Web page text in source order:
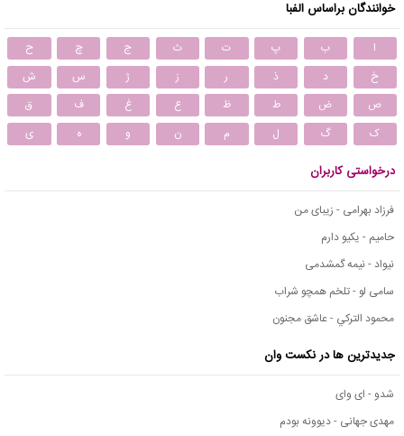
خوانندگان براساس الفبا
ا ب پ ت ث ج چ
ح
خ
د ذ ر ز ژ س
ش
ص
ض ط ظ ع غ ف
ق
ک
گ ل م ن و ه ی
درخواستی کاربران
فرزاد بهرامی - زیبای من
حامیم - یکیو دارم
نیواد - نیمه گمشدمی
سامی لو - تلخم همچو شراب
محمود التركي - عاشق مجنون
جدیدترین ها در نکست وان
شدو - ای وای
مهدی جهانی - دیوونه بودم